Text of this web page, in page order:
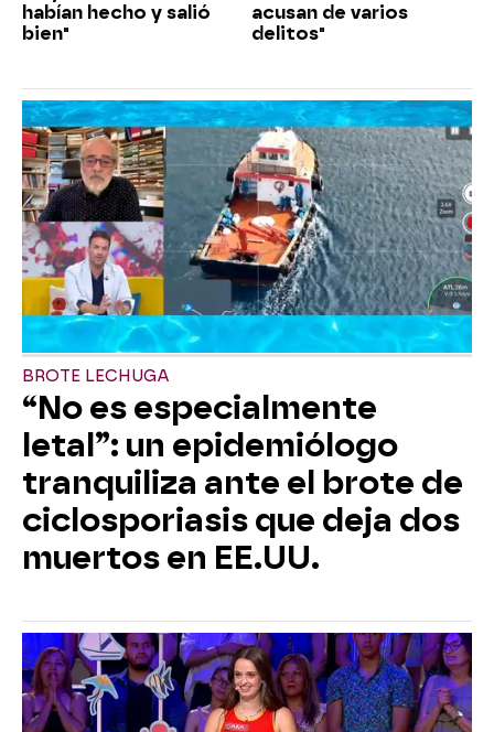
habían hecho y salió
bien"
acusan de varios
delitos"
BROTE LECHUGA
“No es especialmente
letal”: un epidemiólogo
tranquiliza ante el brote de
ciclosporiasis que deja dos
muertos en EE.UU.